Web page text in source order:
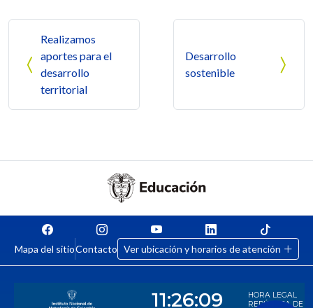
Realizamos
aportes para el
desarrollo
territorial
Desarrollo
sostenible
Mapa del sitioContacto Ver ubicación y horarios de atención